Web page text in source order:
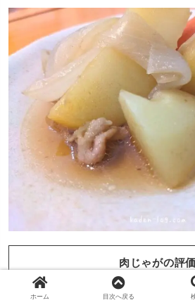
肉じゃがの評価
調理時間 ：約20分であっという間
ホーム 目次へ戻る